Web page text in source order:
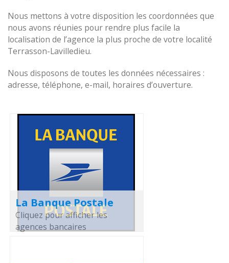
Nous mettons à votre disposition les coordonnées que
nous avons réunies pour rendre plus facile la
localisation de l’agence la plus proche de votre localité
Terrasson-Lavilledieu.
Nous disposons de toutes les données nécessaires :
adresse, téléphone, e-mail, horaires d’ouverture.
La Banque Postale
Cliquez pour afficher les
agences bancaires